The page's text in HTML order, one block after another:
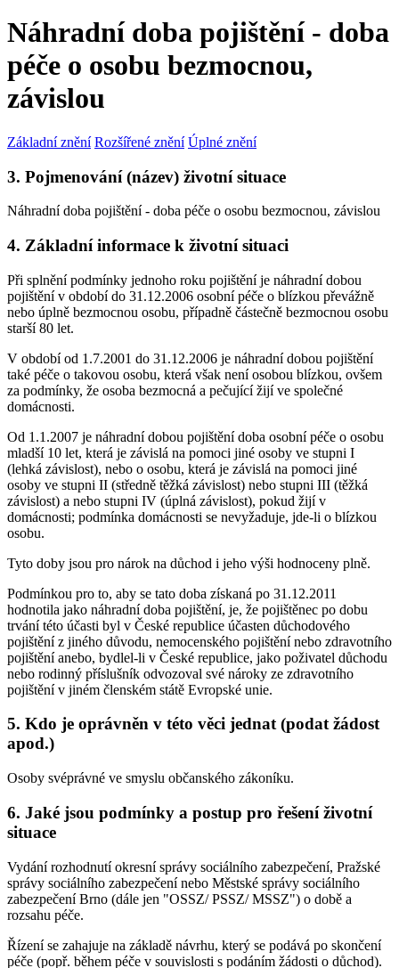
Náhradní doba pojištění - doba
péče o osobu bezmocnou,
závislou
Základní znění Rozšířené znění Úplné znění
3. Pojmenování (název) životní situace
Náhradní doba pojištění - doba péče o osobu bezmocnou, závislou
4. Základní informace k životní situaci
Při splnění podmínky jednoho roku pojištění je náhradní dobou
pojištění v období do 31.12.2006 osobní péče o blízkou převážně
nebo úplně bezmocnou osobu, případně částečně bezmocnou osobu
starší 80 let.
V období od 1.7.2001 do 31.12.2006 je náhradní dobou pojištění
také péče o takovou osobu, která však není osobou blízkou, ovšem
za podmínky, že osoba bezmocná a pečující žijí ve společné
domácnosti.
Od 1.1.2007 je náhradní dobou pojištění doba osobní péče o osobu
mladší 10 let, která je závislá na pomoci jiné osoby ve stupni I
(lehká závislost), nebo o osobu, která je závislá na pomoci jiné
osoby ve stupni II (středně těžká závislost) nebo stupni III (těžká
závislost) a nebo stupni IV (úplná závislost), pokud žijí v
domácnosti; podmínka domácnosti se nevyžaduje, jde-li o blízkou
osobu.
Tyto doby jsou pro nárok na důchod i jeho výši hodnoceny plně.
Podmínkou pro to, aby se tato doba získaná po 31.12.2011
hodnotila jako náhradní doba pojištění, je, že pojištěnec po dobu
trvání této účasti byl v České republice účasten důchodového
pojištění z jiného důvodu, nemocenského pojištění nebo zdravotního
pojištění anebo, bydlel-li v České republice, jako poživatel důchodu
nebo rodinný příslušník odvozoval své nároky ze zdravotního
pojištění v jiném členském státě Evropské unie.
5. Kdo je oprávněn v této věci jednat (podat žádost
apod.)
Osoby svéprávné ve smyslu občanského zákoníku.
6. Jaké jsou podmínky a postup pro řešení životní
situace
Vydání rozhodnutí okresní správy sociálního zabezpečení, Pražské
správy sociálního zabezpečení nebo Městské správy sociálního
zabezpečení Brno (dále jen "OSSZ/ PSSZ/ MSSZ") o době a
rozsahu péče.
Řízení se zahajuje na základě návrhu, který se podává po skončení
péče (popř. během péče v souvislosti s podáním žádosti o důchod).